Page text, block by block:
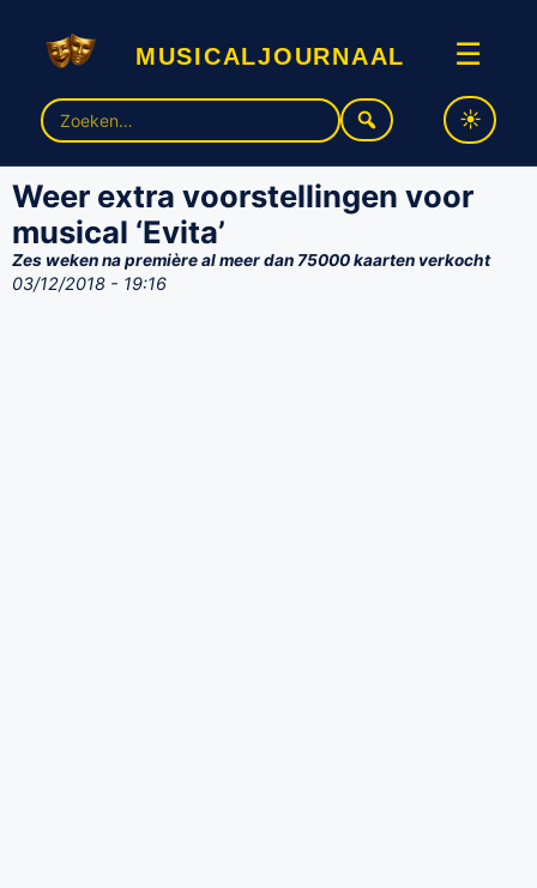
musicaljournaal ☰
Zoek
naar:
Weer extra voorstellingen voor
musical ‘Evita’
Zes weken na première al meer dan 75000 kaarten verkocht
03/12/2018 - 19:16